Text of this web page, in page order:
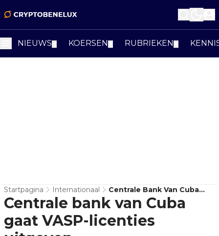
NIEUWS KOERSEN RUBRIEKEN
Startpagina Internationaal
Centrale Bank Van Cuba
Gaat VASP-Licenties
Uitgeven
Centrale bank van Cuba
gaat VASP-licenties